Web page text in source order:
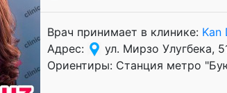
Врач принимает в клинике: Kan
Адрес:
ул. Мирзо Улугбека,
Ориентиры: Станция метро